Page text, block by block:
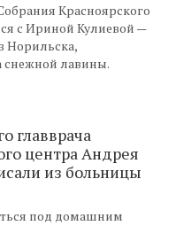
Красноярского
с Ириной Кулиевой —
Норильска,
снежной лавины.
главврача
центра Андрея
из больницы
под домашним